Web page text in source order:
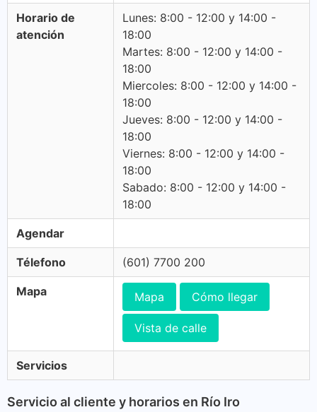
Horario de
atención
Lunes: 8:00 - 12:00 y 14:00 -
18:00
Martes: 8:00 - 12:00 y 14:00 -
18:00
Miercoles: 8:00 - 12:00 y 14:00 -
18:00
Jueves: 8:00 - 12:00 y 14:00 -
18:00
Viernes: 8:00 - 12:00 y 14:00 -
18:00
Sabado: 8:00 - 12:00 y 14:00 -
18:00
Agendar
Télefono (601) 7700 200
Mapa Mapa Cómo llegar
Vista de calle
Servicios
Servicio al cliente y horarios en Río Iro